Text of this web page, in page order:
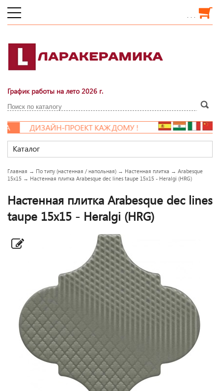
. . .
График работы на лето 2026 г.
ДИЗАЙН-ПРОЕКТ КАЖДОМУ !
Каталог
Главная → По типу (настенная / напольная) → Настенная плитка → Arabesque
15x15 → Настенная плитка Arabesque dec lines taupe 15x15 - Heralgi (HRG)
Настенная плитка Arabesque dec lines
taupe 15x15 - Heralgi (HRG)